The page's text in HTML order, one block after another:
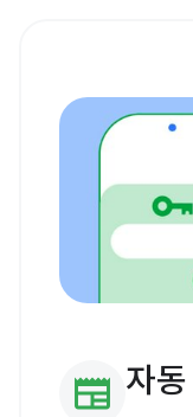
newspaper 자